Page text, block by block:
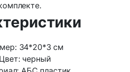
34*20*3 см
Цвет: черный